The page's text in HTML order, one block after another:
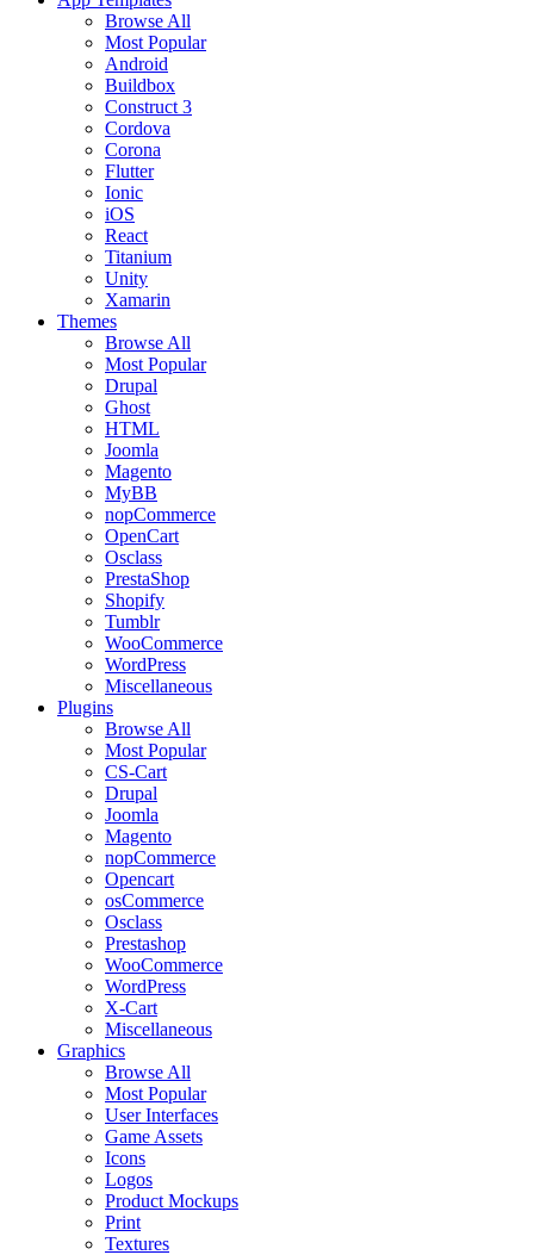
Browse All
Most Popular
Android
Buildbox
Construct 3
Cordova
Corona
Flutter
Ionic
iOS
React
Titanium
Unity
Xamarin
Themes
Browse All
Most Popular
Drupal
Ghost
HTML
Joomla
Magento
MyBB
nopCommerce
OpenCart
Osclass
PrestaShop
Shopify
Tumblr
WooCommerce
WordPress
Miscellaneous
Plugins
Browse All
Most Popular
CS-Cart
Drupal
Joomla
Magento
nopCommerce
Opencart
osCommerce
Osclass
Prestashop
WooCommerce
WordPress
X-Cart
Miscellaneous
Graphics
Browse All
Most Popular
User Interfaces
Game Assets
Icons
Logos
Product Mockups
Print
Textures